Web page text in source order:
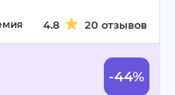
4.8 20 отзывов
-44%